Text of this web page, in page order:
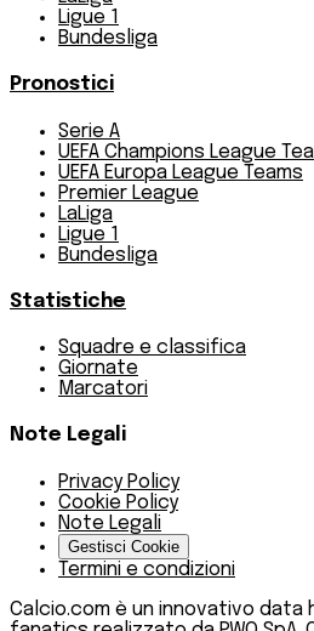
Ligue 1
Bundesliga
Pronostici
Serie A
UEFA Champions League
UEFA Europa League Teams
Premier League
LaLiga
Ligue 1
Bundesliga
Statistiche
Squadre e classifica
Giornate
Marcatori
Note Legali
Privacy Policy
Cookie Policy
Note Legali
Gestisci Cookie
Termini e condizioni
Calcio.com è un innovativo data